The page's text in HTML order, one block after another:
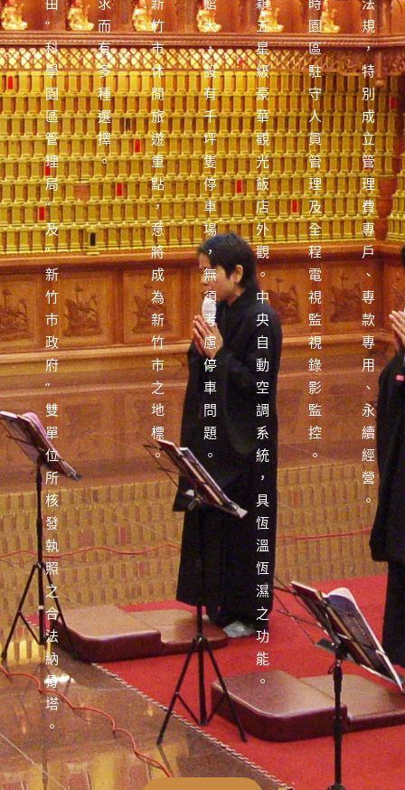
”
科
學
園
區
管
理
局
”
及
”
新
竹
市
政
府
”
雙
單
位
所
核
發
執
照
之
合
法
納
骨
塔
。
而
有
多
種
選
擇
。
竹
市
休
閒
旅
遊
重
點
，
意
將
成
為
新
竹
市
之
地
標
。
大
，
設
有
千
坪
隻
停
車
場
，
無
須
考
慮
停
車
問
題
。
五
星
級
豪
華
觀
光
飯
店
外
觀
。
中
央
自
動
空
調
系
統
，
具
恆
溫
恆
濕
之
功
能
。
園
區
駐
守
人
員
管
理
及
全
程
電
視
監
視
錄
影
監
控
。
規
，
特
別
成
立
管
理
費
專
戶
、
專
款
專
用
、
永
續
經
營
。